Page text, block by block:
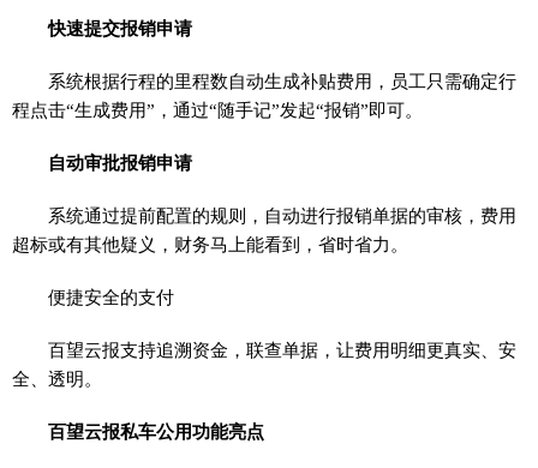
快速提交报销申请
系统根据行程的里程数自动生成补贴费用，员工只需确定行
程点击“生成费用”，通过“随手记”发起“报销”即可。
自动审批报销申请
系统通过提前配置的规则，自动进行报销单据的审核，费用
超标或有其他疑义，财务马上能看到，省时省力。
便捷安全的支付
百望云报支持追溯资金，联查单据，让费用明细更真实、安
全、透明。
百望云报私车公用功能亮点